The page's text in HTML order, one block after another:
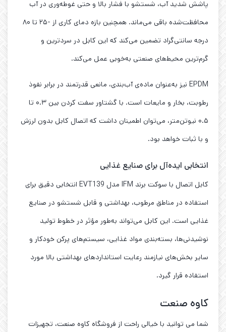
پاشش شدید آب، شستشو با فشار بالا و حتی غوطه‌وری در آب
محافظت‌شده باقی می‌ماند. همچنین بازه دمای کاری از -۲۵ تا ۸۰
درجه سانتی‌گراد تضمین می‌کند که این کابل در سردترین و
گرم‌ترین محیط‌های صنعتی به‌خوبی عمل می‌کند.
EPDM نیز به‌عنوان ماده‌ی آب‌بندی، مانعی قدرتمند در برابر نفوذ
رطوبت، بخار و مایعات است. با گشتاور سفت کردن بین ۰.۳ تا
۰.۵ نیوتن‌متر، می‌توان اطمینان داشت که اتصال کابل بدون لرزش
و با ثبات خواهد بود.
انتخابی ایده‌آل برای صنایع غذایی
کابل اتصال با سوکت برند IFM مدل EVT139 انتخابی دقیق برای
استفاده در مناطق مرطوب، بهداشتی و قابل شستشو در صنایع
غذایی است. این کابل می‌تواند به‌طور مؤثر در خطوط تولید
نوشیدنی‌ها، بسته‌بندی مواد غذایی، سیستم‌های پرکن خودکار و
سایر بخش‌های نیازمند رعایت استانداردهای بهداشتی بالا مورد
استفاده قرار گیرد.
کاوه صنعت
شما می توانید با خیالی راحت از فروشگاه کاوه صنعت، تجهیزات